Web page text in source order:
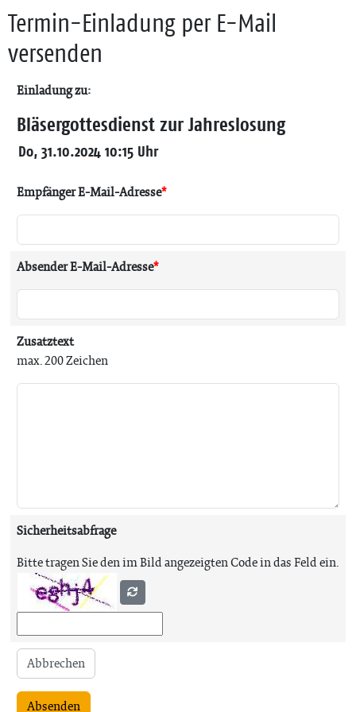
Termin-Einladung per E-Mail
versenden
Einladung zu:
Bläsergottesdienst zur Jahreslosung
Do, 31.10.2024 10:15 Uhr
Empfänger E-Mail-Adresse*
Absender E-Mail-Adresse*
Zusatztext
max. 200 Zeichen
Sicherheitsabfrage
Bitte tragen Sie den im Bild angezeigten Code in das Feld ein.
Abbrechen
Absenden